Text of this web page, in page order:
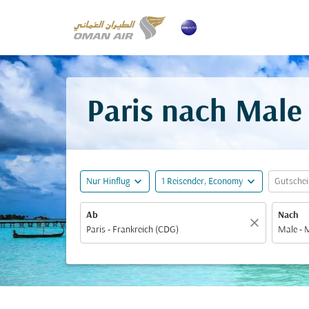
Paris nach
Nur Hinflug expand_more 1 Reisender, Economy expand_more
Ab
close
Nach